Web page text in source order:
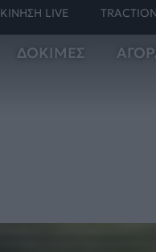
ΚΙΝΗΣΗ LIVE
ΔΟΚΙΜΕΣ